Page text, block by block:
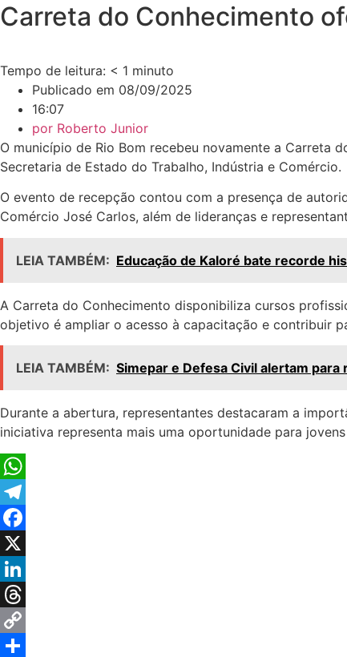
Carreta do Conhecimento
Tempo de leitura: < 1 minuto
Publicado em 08/09/2025
16:07
por Roberto Junior
O município de Rio Bom recebeu novamente a Carreta
Secretaria de Estado do Trabalho, Indústria e Comércio.
O evento de recepção contou com a presença de
Comércio José Carlos, além de lideranças e
LEIA TAMBÉM: Educação de Kaloré bate recorde
A Carreta do Conhecimento disponibiliza cursos
objetivo é ampliar o acesso à capacitação e contribuir
LEIA TAMBÉM: Simepar e Defesa Civil alertam
Durante a abertura, representantes destacaram a
iniciativa representa mais uma oportunidade para
WhatsApp
Telegram
Facebook
X
LinkedIn
Threads
Copy